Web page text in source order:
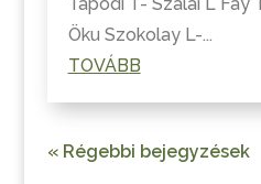
Öku Szokolay L-...
TOVÁBB
« Régebbi bejegyzések